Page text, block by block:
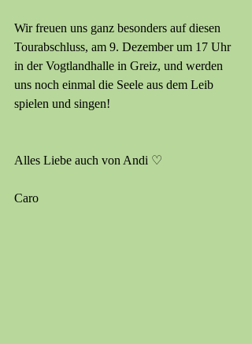
Wir freuen uns ganz besonders auf diesen
Tourabschluss, am 9. Dezember um 17 Uhr
in der Vogtlandhalle in Greiz, und werden
uns noch einmal die Seele aus dem Leib
spielen und singen!
Alles Liebe auch von Andi ♡
Caro